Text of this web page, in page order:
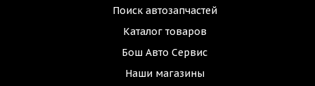
Поиск автозапчастей
Каталог товаров
Бош Авто Сервис
Наши магазины